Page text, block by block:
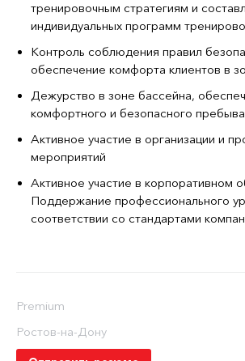
тренировочным стратегиям и
индивидуальных программ
Контроль соблюдения правил
обеспечение комфорта клиентов в
Дежурство в зоне бассейна,
комфортного и безопасного
Активное участие в организации и
мероприятий
Активное участие в корпоративном
Поддержание профессионального
соответствии со стандартами
Premium
Ростов-на-Дону